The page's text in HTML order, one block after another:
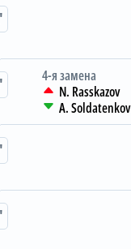
4-я замена
N. Rasskazov
A. Soldatenkov